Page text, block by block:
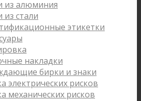
из алюминия
из стали
этикетки
накладки
бирки и знаки
электрических рисков
механических рисков